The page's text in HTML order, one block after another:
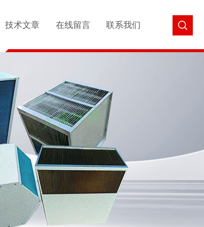
技术文章 在线留言 联系我们